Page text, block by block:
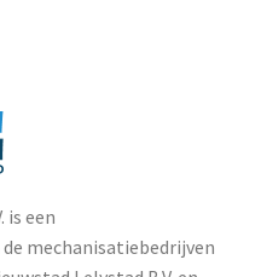
is een
mechanisatiebedrijven